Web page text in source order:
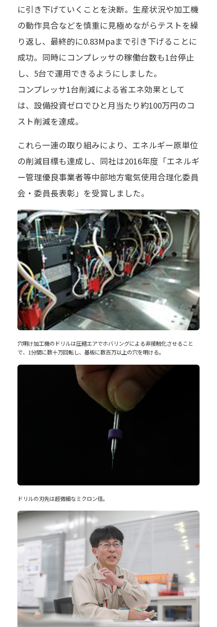
に引き下げていくことを決断。生産状況や加工機
の動作具合などを慎重に見極めながらテストを繰
り返し、最終的に0.83Mpaまで引き下げることに
成功。同時にコンプレッサの稼働台数も1台停止
し、5台で運用できるようにしました。
コンプレッサ1台削減による省エネ効果として
は、設備投資ゼロでひと月当たり約100万円のコ
スト削減を達成。
これら一連の取り組みにより、エネルギー原単位
の削減目標も達成し、同社は2016年度「エネルギ
ー管理優良事業者等中部地方電気使用合理化委員
会・委員長表彰」を受賞しました。
穴明け加工機のドリルは圧縮エアでホバリングによる非接触化させること
で、1分間に数十万回転し、基板に数百万以上の穴を明ける。
ドリルの刃先は超微細なミクロン径。